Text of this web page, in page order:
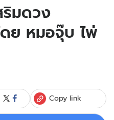
มดวง
ย หมอจุ๊บ ไพ่
Copy link